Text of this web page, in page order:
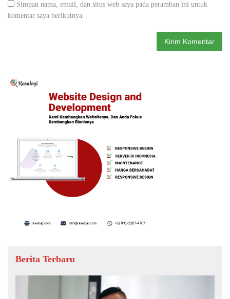
Simpan nama, email, dan situs web saya pada peramban ini untuk
komentar saya berikutnya.
Berita Terbaru